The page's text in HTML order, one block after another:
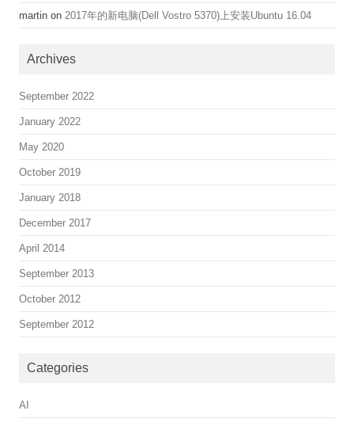
martin on 2017年的新电脑(Dell Vostro 5370)上安装Ubuntu 16.04
Archives
September 2022
January 2022
May 2020
October 2019
January 2018
December 2017
April 2014
September 2013
October 2012
September 2012
Categories
AI